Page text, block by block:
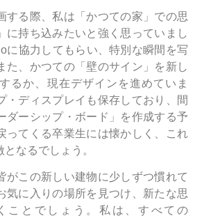
する際、私は「かつての家」での思
に持ち込みたいと強く思っていまし
に協力してもらい、特別な瞬間を写
た、かつての「壁のサイン」を新し
るか、現在デザインを進めていま
・ディスプレイも保存しており、間
ダーシップ・ボード」を作成する予
ってくる卒業生には懐かしく、これ
なるでしょう。
がこの新しい建物に少しずつ慣れて
気に入りの場所を見つけ、新たな思
ことでしょう。私は、すべての